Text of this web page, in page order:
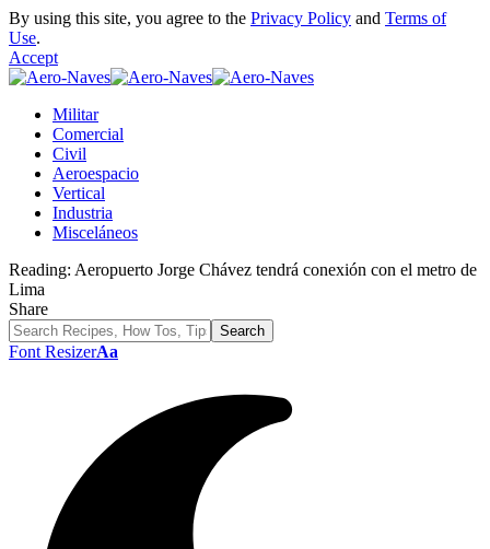
By using this site, you agree to the Privacy Policy and Terms of
Use.
Accept
Militar
Comercial
Civil
Aeroespacio
Vertical
Industria
Misceláneos
Reading: Aeropuerto Jorge Chávez tendrá conexión con el metro de
Lima
Share
Font ResizerAa